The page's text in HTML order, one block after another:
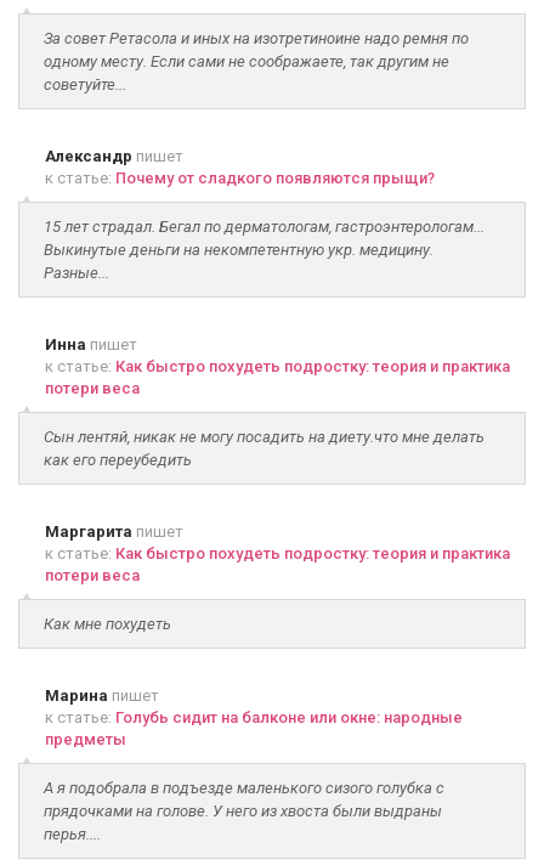
За совет Ретасола и иных на изотретиноине надо ремня по
одному месту. Если сами не соображаете, так другим не
советуйте...
Александр пишет
к статье: Почему от сладкого появляются прыщи?
15 лет страдал. Бегал по дерматологам, гастроэнтерологам...
Выкинутые деньги на некомпетентную укр. медицину.
Разные...
Инна пишет
к статье: Как быстро похудеть подростку: теория и практика
потери веса
Сын лентяй, никак не могу посадить на диету.что мне делать
как его переубедить
Маргарита пишет
к статье: Как быстро похудеть подростку: теория и практика
потери веса
Как мне похудеть
Марина пишет
к статье: Голубь сидит на балконе или окне: народные
предметы
А я подобрала в подъезде маленького сизого голубка с
прядочками на голове. У него из хвоста были выдраны
перья....